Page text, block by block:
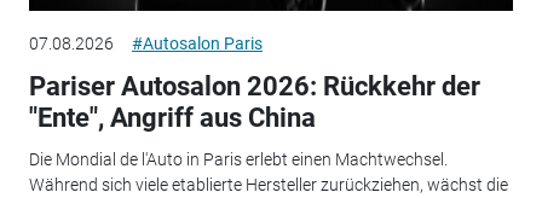
07.08.2026 #Autosalon Paris
Pariser Autosalon 2026: Rückkehr der
"Ente", Angriff aus China
Die Mondial de l'Auto in Paris erlebt einen Machtwechsel.
Während sich viele etablierte Hersteller zurückziehen, wächst die